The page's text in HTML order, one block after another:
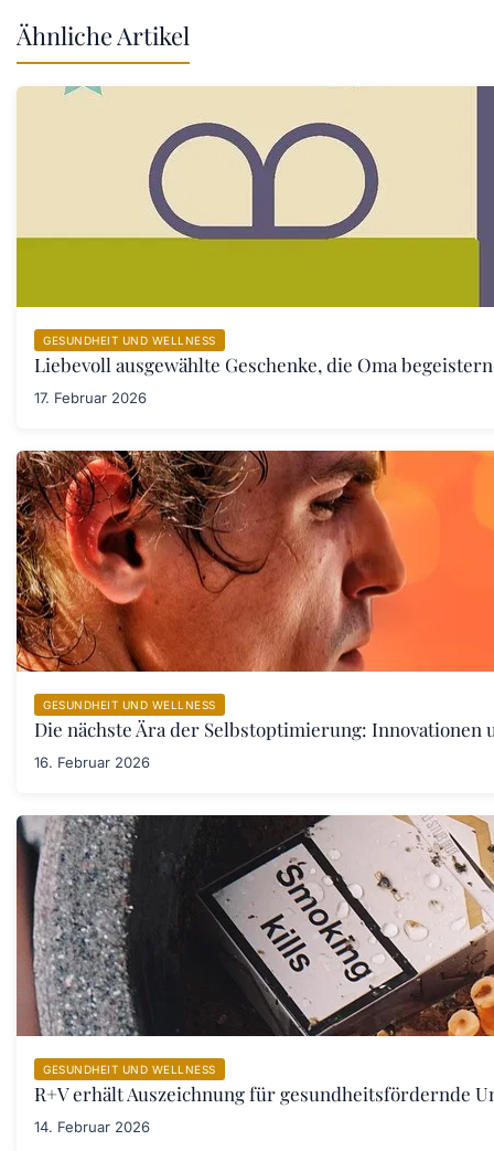
Ähnliche Artikel
GESUNDHEIT UND WELLNESS
Liebevoll ausgewählte Geschenke, die Oma
17. Februar 2026
GESUNDHEIT UND WELLNESS
Die nächste Ära der Selbstoptimierung:
16. Februar 2026
GESUNDHEIT UND WELLNESS
R+V erhält Auszeichnung für gesundheitsfördernde
14. Februar 2026